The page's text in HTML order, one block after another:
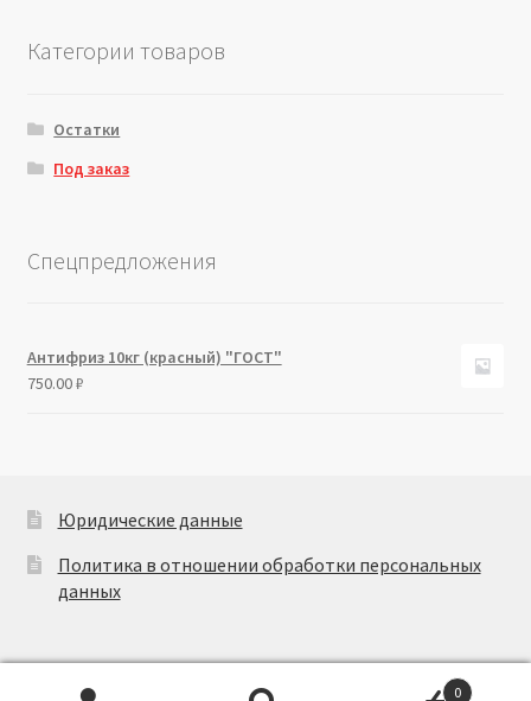
Категории товаров
Остатки
Под заказ
Спецпредложения
Антифриз 10кг (красный) "ГОСТ"
750.00₽
Юридические данные
Политика в отношении обработки персональных
данных
0